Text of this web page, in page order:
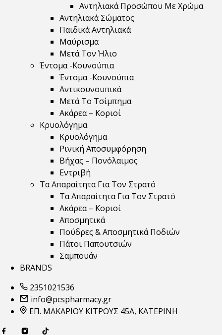
Αντηλιακά Προσώπου Με Χρώμα
Αντηλιακά Σώματος
Παιδικά Αντηλιακά
Μαύρισμα
Mετά Τον Ήλιο
Έντομα -Κουνούπια
Έντομα -Κουνούπια
Αντικουνουπικά
Μετά Το Τσίμπημα
Ακάρεα – Κοριοί
Κρυολόγημα
Κρυολόγημα
Ρινική Αποσυμφόρηση
Βήχας – Πονόλαιμος
Εντριβή
Τα Απαραίτητα Για Τον Στρατό
Τα Απαραίτητα Για Τον Στρατό
Ακάρεα – Κοριοί
Αποσμητικά
Πούδρες & Αποσμητικά Ποδιών
Πάτοι Παπουτσιών
Σαμπουάν
BRANDS
2351021536
info@pcspharmacy.gr
ΕΠ. ΜΑΚΑΡΙΟΥ ΚΙΤΡΟΥΣ 45Α, ΚΑΤΕΡΙΝΗ